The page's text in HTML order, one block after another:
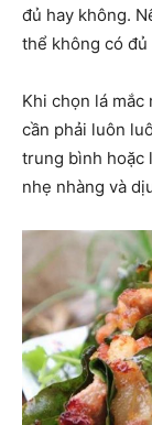
đủ hay không.
thể không có
Khi chọn lá mắc
cần phải luôn
trung bình hoặc
nhẹ nhàng và